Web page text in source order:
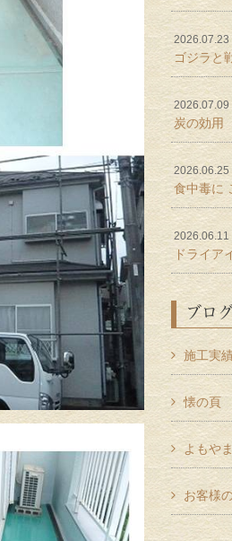
2026.07.23
ゴジラと
2026.07.09
炭の効用
2026.06.25
食中毒に
2026.06.11
ドライア
ブロ
施工実
懐の頁
よもや
お客様